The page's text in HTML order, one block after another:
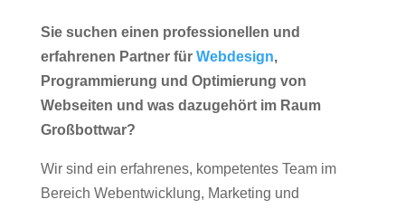
Sie suchen einen professionellen und
erfahrenen Partner für Webdesign,
Programmierung und Optimierung von
Webseiten und was dazugehört im Raum
Großbottwar?
Wir sind ein erfahrenes, kompetentes Team im
Bereich Webentwicklung, Marketing und